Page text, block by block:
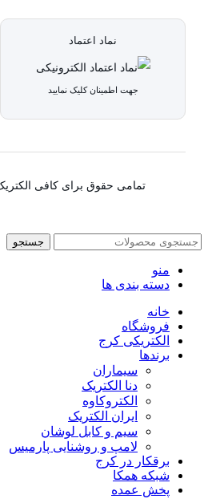
نماد اعتماد
جهت اطمینان کلیک نمایید
تمامی حقوق برای کافی
جستجو
منو
دسته بندی ها
خانه
فروشگاه
الکتریکی کرج
برندها
سیماران
دنا الکتریک
الکتروکاوه
ایران الکتریک
سیم و کابل لوشان
لامپ و روشنایی پارمیس
برقکار در کرج
شبکه همکا
پخش عمده